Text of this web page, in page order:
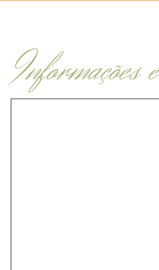
Informações